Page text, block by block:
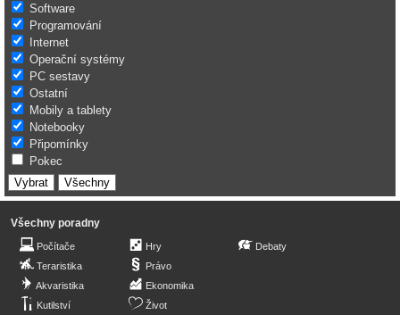
Software
Programování
Internet
Operační systémy
PC sestavy
Ostatní
Mobily a tablety
Notebooky
Připomínky
Pokec
Všechny poradny
Počítače
Teraristika
Akvaristika
Kutilství
Hry
Právo
Ekonomika
Život
Debaty